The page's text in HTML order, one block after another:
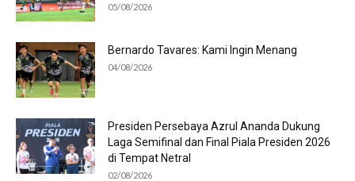
05/08/2026
Bernardo Tavares: Kami Ingin Menang
04/08/2026
Presiden Persebaya Azrul Ananda Dukung
Laga Semifinal dan Final Piala Presiden 2026
di Tempat Netral
02/08/2026